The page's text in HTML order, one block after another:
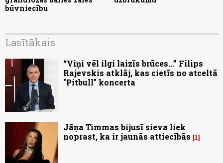
būvniecību
Lasītākais
“Viņi vēl ilgi laizīs brūces...” Filips
Rajevskis atklāj, kas cietīs no atceltā
"Pitbull" koncerta
Jāņa Timmas bijusī sieva liek
noprast, ka ir jaunās attiecībās
1